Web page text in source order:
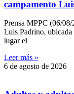
campamento
‎Prensa MPPC (06/
Luis Padrino, ubicada
lugar el
Leer más »
6 de agosto de 2026